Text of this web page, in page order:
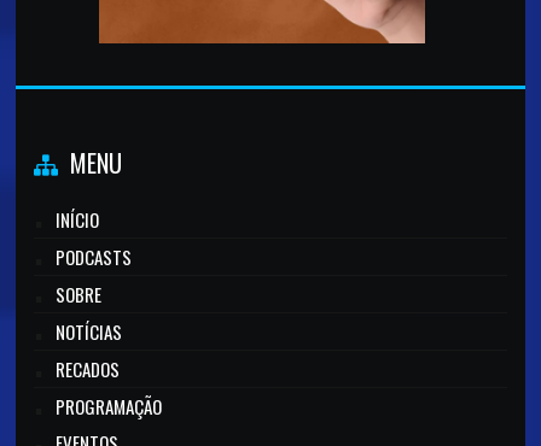
MENU
INÍCIO
PODCASTS
SOBRE
NOTÍCIAS
RECADOS
PROGRAMAÇÃO